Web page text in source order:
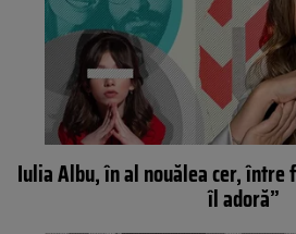
Iulia Albu, în al nouălea cer,
îl adoră”